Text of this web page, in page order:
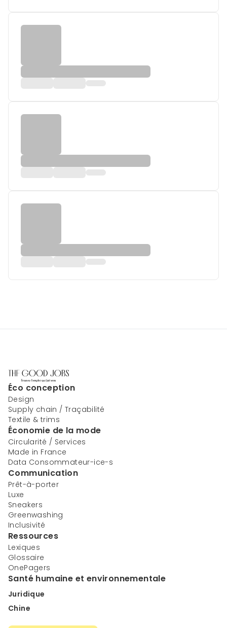
Éco conception
Design
Supply chain / Traçabilité
Textile & trims
Économie de la mode
Circularité / Services
Made in France
Data Consommateur-ice-s
Communication
Prêt-à-porter
Luxe
Sneakers
Greenwashing
Inclusivité
Ressources
Lexiques
Glossaire
OnePagers
Santé humaine et environnementale
Juridique
Chine